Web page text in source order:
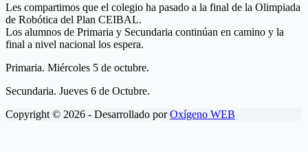
Les compartimos que el colegio ha pasado a la final de la Olimpiada
de Robótica del Plan CEIBAL.
Los alumnos de Primaria y Secundaria continúan en camino y la
final a nivel nacional los espera.
Primaria. Miércoles 5 de octubre.
Secundaria. Jueves 6 de Octubre.
Copyright © 2026 - Desarrollado porOxígeno WEB